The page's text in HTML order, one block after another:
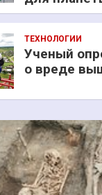
ТЕХНОЛОГИИ
Ученый
о вреде